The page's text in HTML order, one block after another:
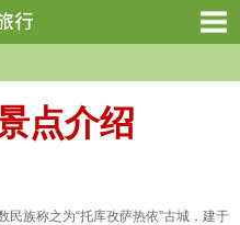
点介绍
族称之为“托库孜萨热依”古城，建于